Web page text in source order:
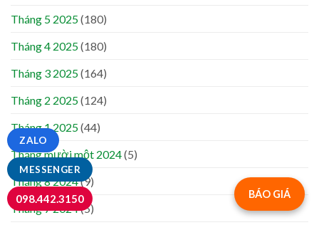
Tháng 5 2025(180)
Tháng 4 2025(180)
Tháng 3 2025(164)
Tháng 2 2025(124)
Tháng 1 2025(44)
Tháng mười một 2024(5)
Tháng 8 2024(9)
Tháng 7 2024(5)
BÁO GIÁ
MESSENGER
ZALO
098.442.3150